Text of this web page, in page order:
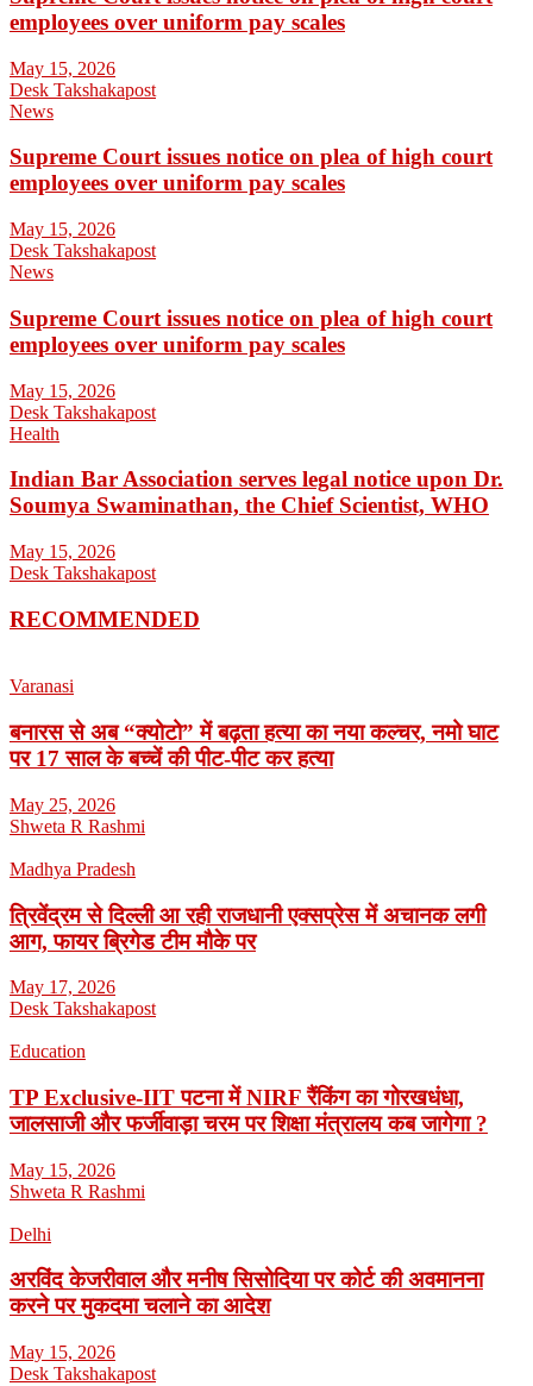
employees over uniform pay scales
May 15, 2026
Desk Takshakapost
News
Supreme Court issues notice on plea of high court
employees over uniform pay scales
May 15, 2026
Desk Takshakapost
News
Supreme Court issues notice on plea of high court
employees over uniform pay scales
May 15, 2026
Desk Takshakapost
Health
Indian Bar Association serves legal notice upon Dr.
Soumya Swaminathan, the Chief Scientist, WHO
May 15, 2026
Desk Takshakapost
RECOMMENDED
Varanasi
बनारस से अब “क्योटो” में बढ़ता हत्या का नया कल्चर, नमो घाट
पर 17 साल के बच्चें की पीट-पीट कर हत्या
May 25, 2026
Shweta R Rashmi
Madhya Pradesh
त्रिवेंद्रम से दिल्ली आ रही राजधानी एक्सप्रेस में अचानक लगी
आग, फायर ब्रिगेड टीम मौके पर
May 17, 2026
Desk Takshakapost
Education
TP Exclusive-IIT पटना में NIRF रैंकिंग का गोरखधंधा,
जालसाजी और फर्जीवाड़ा चरम पर शिक्षा मंत्रालय कब जागेगा ?
May 15, 2026
Shweta R Rashmi
Delhi
अरविंद केजरीवाल और मनीष सिसोदिया पर कोर्ट की अवमानना
करने पर मुकदमा चलाने का आदेश
May 15, 2026
Desk Takshakapost